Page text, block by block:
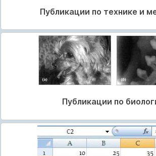
Публикации по технике и
Публикации по